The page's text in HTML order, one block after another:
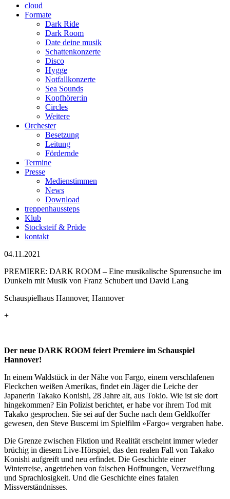
cloud
Formate
Dark Ride
Dark Room
Date deine musik
Schattenkonzerte
Disco
Hygge
Notfallkonzerte
Sea Sounds
Kopfhörer:in
Circles
Weitere
Orchester
Besetzung
Leitung
Fördernde
Termine
Presse
Medienstimmen
News
Download
treppenhaussteps
Klub
Stocksteif & Prüde
kontakt
04.11.2021
PREMIERE: DARK ROOM – Eine musikalische Spurensuche im
Dunkeln mit Musik von Franz Schubert und David Lang
Schauspielhaus Hannover, Hannover
+
Der neue DARK ROOM feiert Premiere im Schauspiel
Hannover!
In einem Waldstück in der Nähe von Fargo, einem verschlafenen
Fleckchen weißen Amerikas, findet ein Jäger die Leiche der
Japanerin Takako Konishi, 28 Jahre alt, aus Tokio. Wie ist sie dort
hingekommen? Ein Polizist berichtet, er habe vor ihrem Tod mit
Takako gesprochen. Sie sei auf der Suche nach dem Geldkoffer
gewesen, den Steve Buscemi im Spielfilm »Fargo« vergraben habe.
Die Grenze zwischen Fiktion und Realität erscheint immer wieder
brüchig in diesem Live-Hörspiel, das den realen Fall von Takako
Konishi aufgreift und neu erfindet. Die Geschichte einer
Winterreise, angetrieben von falschen Hoffnungen, Verzweiflung
und Sprachlosigkeit. Und die Geschichte eines fatalen
Missverständnisses.